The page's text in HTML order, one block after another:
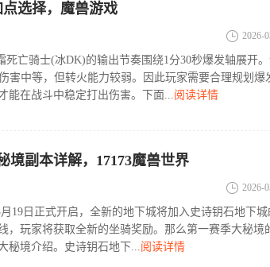
选择，魔兽游戏
2026-
死亡骑士(冰DK)的输出节奏围绕1分30秒爆发轴展开
害中等，但转火能力较弱。因此玩家需要合理规划爆
能在战斗中稳定打出伤害。下面...阅读详情
境副本详解，17173魔兽世界
2026-
19日正式开启，全新的地下城将加入史诗钥石地下城
，玩家将获取全新的坐骑奖励。那么第一赛季大秘境
秘境介绍。史诗钥石地下...阅读详情